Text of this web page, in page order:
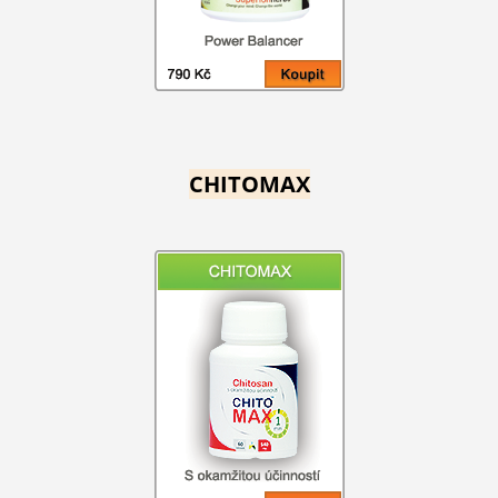
CHITOMAX